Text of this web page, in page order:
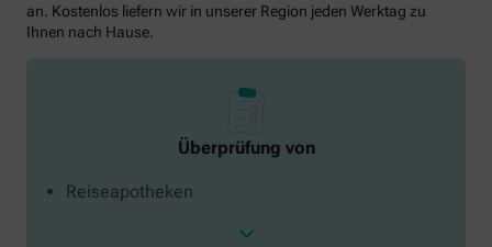
an. Kostenlos liefern wir in unserer Region jeden Werktag zu
Ihnen nach Hause.
Überprüfung von
Reiseapotheken